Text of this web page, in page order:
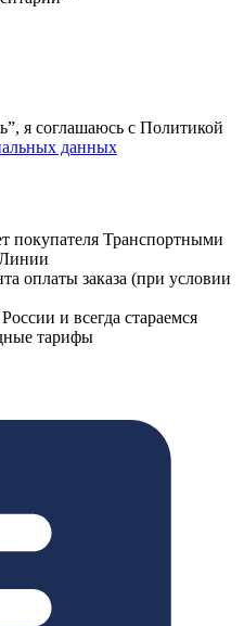
я соглашаюсь с Политикой
данных
покупателя Транспортными
оплаты заказа (при условии
и всегда стараемся
тарифы